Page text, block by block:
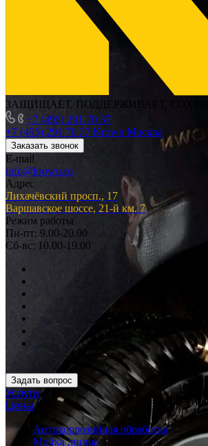
ЗАЩИЩАЕТ, ПОДДЕРЖИВАЕТ,
+7 (495) 291 70 37
+7 (495) 291 70 37 Krown Москва
Заказать звонок
E-mail
info@krown.ru
Адрес
Лихачёвский просп., 17
Варшавское шоссе, 21-й км. 7
Режим работы
Пн-пт: 9.00-20.00
Сб-вс: 10.00-19.00
Задать вопрос
Услуги
Цены
Антикоррозийная обработка
Мойка днища